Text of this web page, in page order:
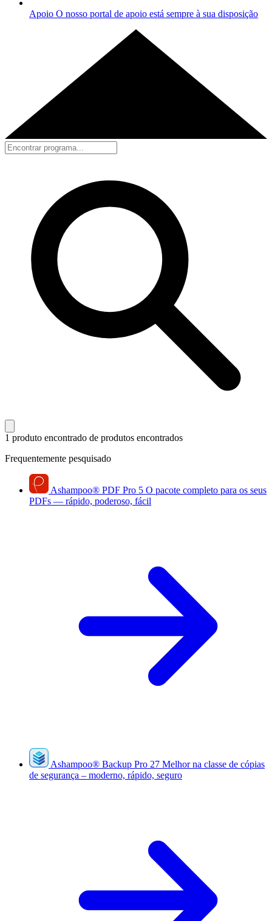
Apoio O nosso portal de apoio está sempre à sua disposição
1 produto encontrado de produtos encontrados
Frequentemente pesquisado
Ashampoo® PDF Pro 5 O pacote completo para os seus
PDFs — rápido, poderoso, fácil
Ashampoo® Backup Pro 27 Melhor na classe de cópias
de segurança – moderno, rápido, seguro